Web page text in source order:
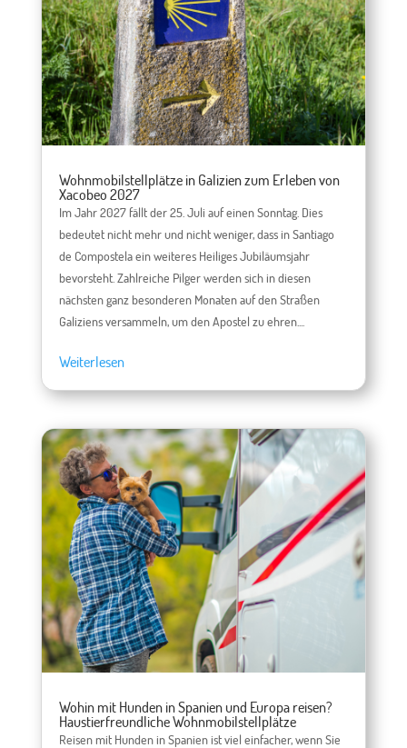
Wohnmobilstellplätze in Galizien zum Erleben von
Xacobeo 2027
Im Jahr 2027 fällt der 25. Juli auf einen Sonntag. Dies
bedeutet nicht mehr und nicht weniger, dass in Santiago
de Compostela ein weiteres Heiliges Jubiläumsjahr
bevorsteht. Zahlreiche Pilger werden sich in diesen
nächsten ganz besonderen Monaten auf den Straßen
Galiziens versammeln, um den Apostel zu ehren....
Weiterlesen
Wohin mit Hunden in Spanien und Europa reisen?
Haustierfreundliche Wohnmobilstellplätze
Reisen mit Hunden in Spanien ist viel einfacher, wenn Sie